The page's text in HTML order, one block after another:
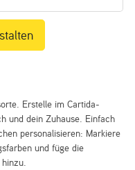
Erstelle im Cartida-
und dein Zuhause. Einfach
personalisieren: Markiere
und füge die